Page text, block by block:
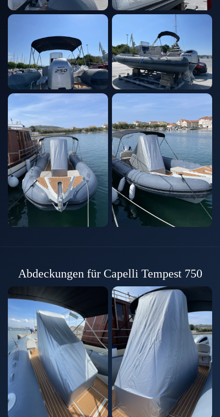
Abdeckungen für Capelli Tempest 750